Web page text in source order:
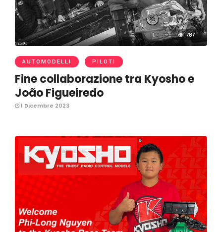
787
AUTOMODELLI PILOTI
Fine collaborazione tra Kyosho e
João Figueiredo
1 Dicembre 2023